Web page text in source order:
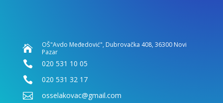

OŠ"Avdo Međedović", Dubrovačka 408, 36300 Novi
Pazar
 020 531 10 05
 020 531 32 17
 osselakovac@gmail.com